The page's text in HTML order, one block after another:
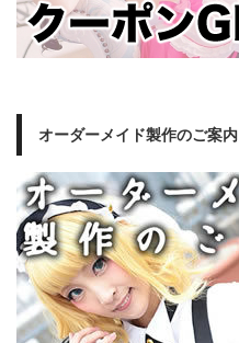
オーダーメイド製作のご案内